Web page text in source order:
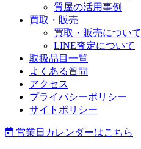
質屋の活用事例
買取・販売
買取・販売について
LINE査定について
取扱品目一覧
よくある質問
アクセス
プライバシーポリシー
サイトポリシー
営業日カレンダーはこちら